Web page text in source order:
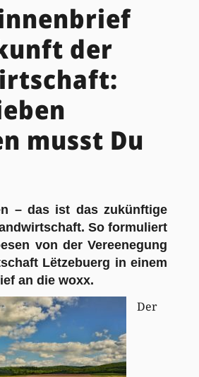
der
musst Du
– das ist das zukünftige
So formuliert
von der Vereenegung
Lëtzebuerg in einem
an die woxx.
Der